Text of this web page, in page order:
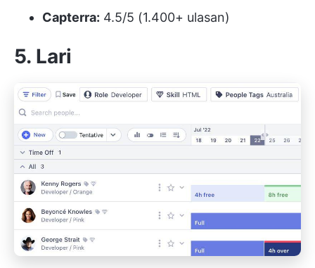
Capterra: 4.5/5 (1.400+ ulasan)
5. Lari